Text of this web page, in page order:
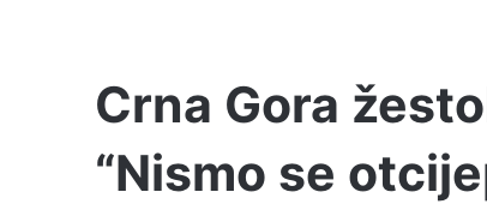
Crna Gora
“Nismo se